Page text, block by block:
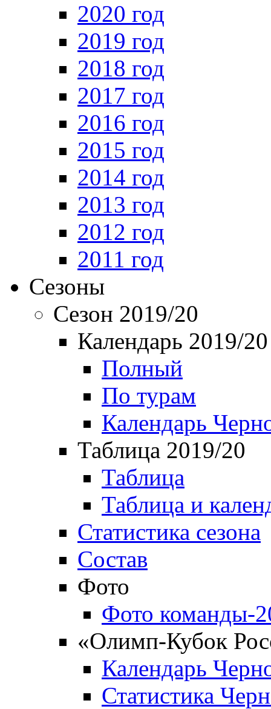
2020 год
2019 год
2018 год
2017 год
2016 год
2015 год
2014 год
2013 год
2012 год
2011 год
Сезоны
Сезон 2019/20
Календарь 2019/20
Полный
По турам
Календарь
Таблица 2019/20
Таблица
Таблица и
Статистика сезона
Состав
Фото
Фото команды-
«Олимп-Кубок
Календарь
Статистика